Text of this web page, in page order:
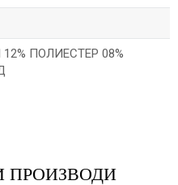
ПОЛИЕСТЕР 08%
ПРОИЗВОДИ